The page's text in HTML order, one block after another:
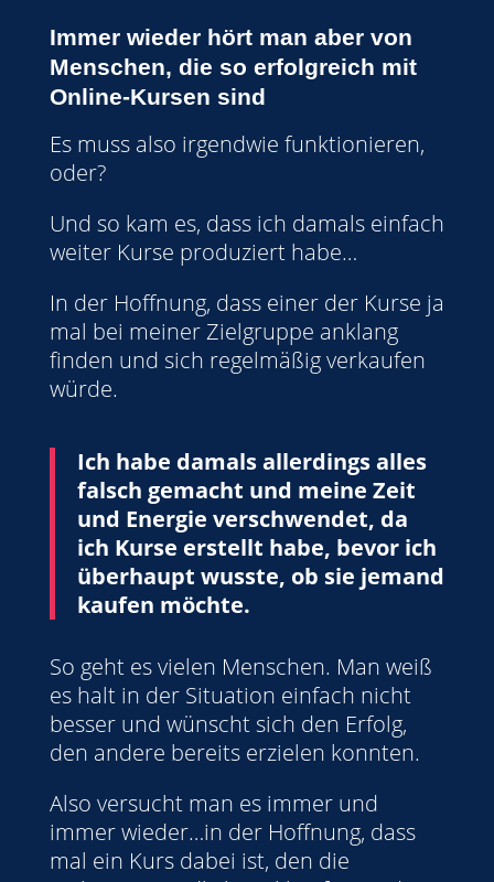
Immer wieder hört man aber von
Menschen, die so erfolgreich mit
Online-Kursen sind
Es muss also irgendwie funktionieren,
oder?
Und so kam es, dass ich damals einfach
weiter Kurse produziert habe…
In der Hoffnung, dass einer der Kurse ja
mal bei meiner Zielgruppe anklang
finden und sich regelmäßig verkaufen
würde.
Ich habe damals allerdings alles
falsch gemacht und meine Zeit
und Energie verschwendet, da
ich Kurse erstellt habe, bevor ich
überhaupt wusste, ob sie jemand
kaufen möchte.
So geht es vielen Menschen. Man weiß
es halt in der Situation einfach nicht
besser und wünscht sich den Erfolg,
den andere bereits erzielen konnten.
Also versucht man es immer und
immer wieder…in der Hoffnung, dass
mal ein Kurs dabei ist, den die